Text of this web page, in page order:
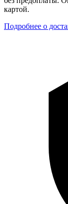
картой.
Подробнее о